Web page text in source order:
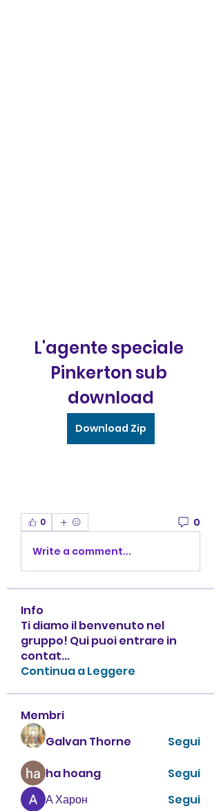
L'agente speciale
Pinkerton sub
download
Download Zip
0 0
Write a comment...
Info
Ti diamo il benvenuto nel
gruppo! Qui puoi entrare in
contat...
Continua a Leggere
Membri
Galvan Thorne
Segui
ha hoang
Segui
А Харон
Segui